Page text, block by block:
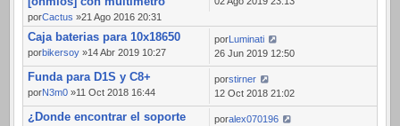
porCactus »21 Ago 2016 20:31
Caja baterias para 10x18650
porbikersoy »14 Abr 2019 10:27
por Luminati
26 Jun 2019 12:50
Funda para D1S y C8+
porN3m0 »11 Oct 2018 16:44
porstirner
12 Oct 2018 21:02
¿Donde encontrar el soporte
poralex070196